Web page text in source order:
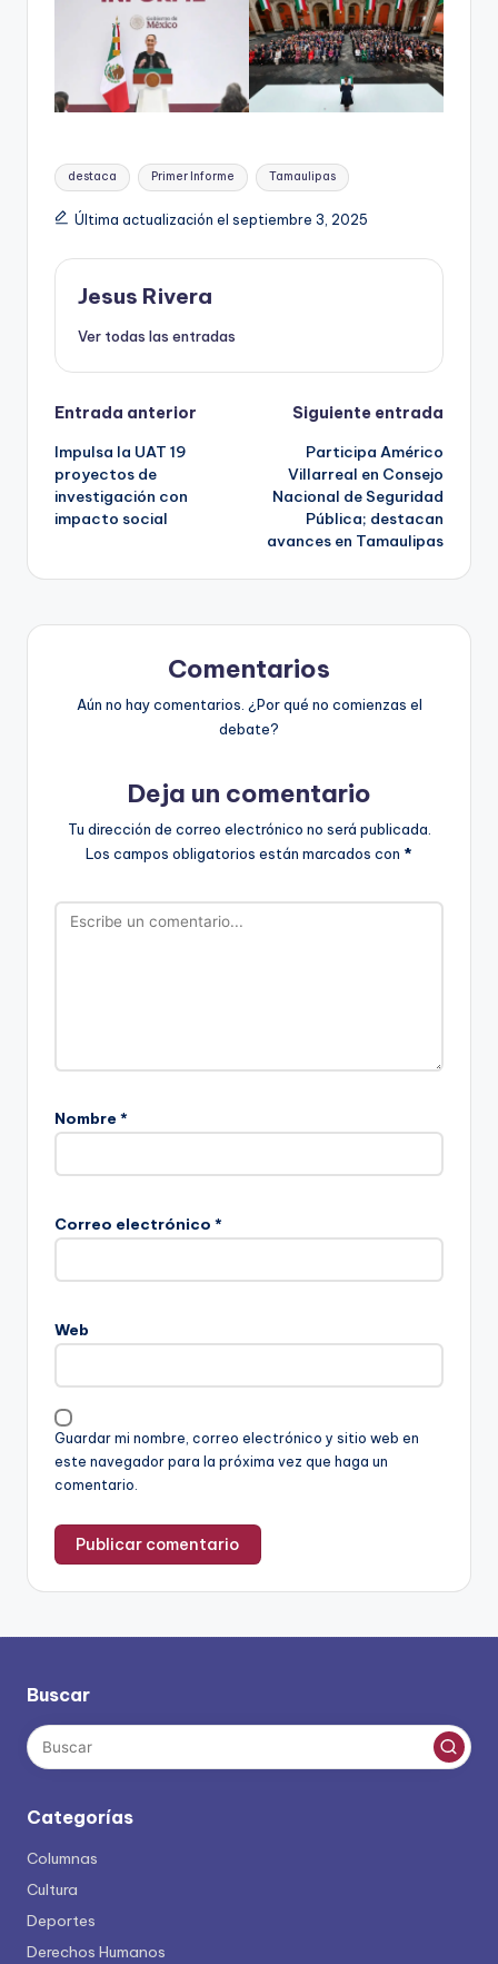
Etiquetas:
destaca Primer Informe Tamaulipas
Última actualización el septiembre 3, 2025
Jesus Rivera
Ver todas las entradas
Navegación
de
entradas
Entrada anterior
Impulsa la UAT 19
proyectos de
investigación con
impacto social
Siguiente entrada
Participa Américo
Villarreal en Consejo
Nacional de Seguridad
Pública; destacan
avances en Tamaulipas
Comentarios
Aún no hay comentarios. ¿Por qué no comienzas el
debate?
Deja un comentario
Tu dirección de correo electrónico no será publicada.
Los campos obligatorios están marcados con *
Nombre *
Correo electrónico *
Web
Guardar mi nombre, correo electrónico y sitio web en
este navegador para la próxima vez que haga un
comentario.
Buscar
Categorías
Columnas
Cultura
Deportes
Derechos Humanos